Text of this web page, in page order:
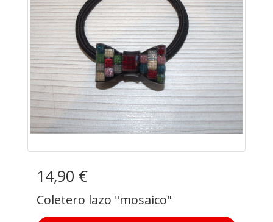
14,90 €
Coletero lazo "mosaico"